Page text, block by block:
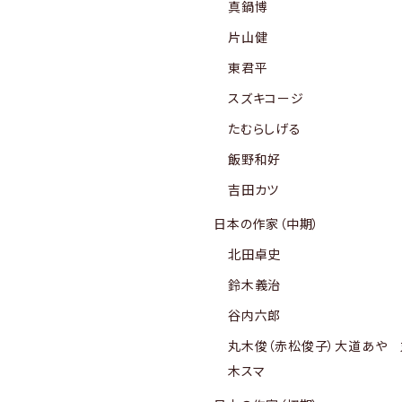
真鍋博
片山健
東君平
スズキコージ
たむらしげる
飯野和好
吉田カツ
日本の作家（中期）
北田卓史
鈴木義治
谷内六郎
丸木俊（赤松俊子）大道あや
木スマ